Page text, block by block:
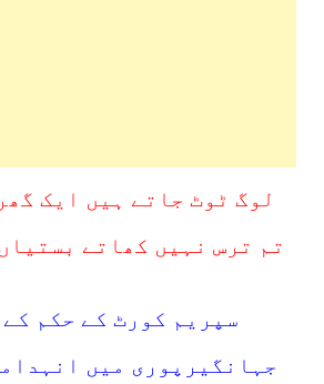
لوگ ٹوٹ جاتے ہیں ایک
تم ترس نہیں کھاتے
سپریم کورٹ کے حکم
جہانگیرپوری میں